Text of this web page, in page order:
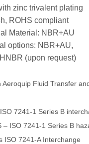
zinc trivalent plating
ROHS compliant
Material: NBR+AU
options: NBR+AU,
(upon request)
Aeroquip Fluid Transfer
7241-1 Series B
– ISO 7241-1 Series B
ISO 7241-A Interchange